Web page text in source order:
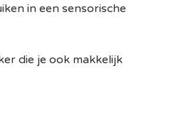
in een sensorische
die je ook makkelijk